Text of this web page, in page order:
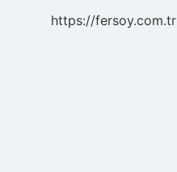
https://fersoy.com.tr